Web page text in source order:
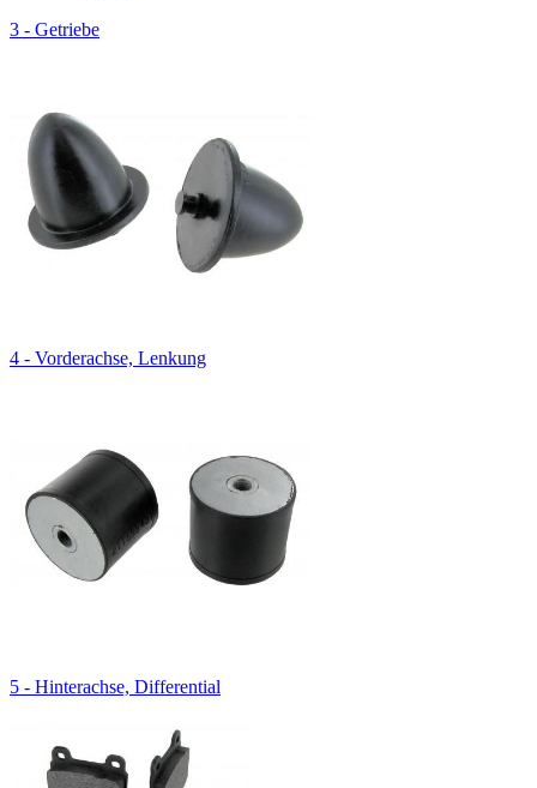
3 - Getriebe
4 - Vorderachse, Lenkung
5 - Hinterachse, Differential